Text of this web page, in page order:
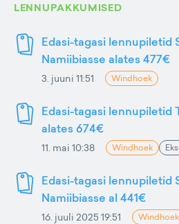
LENNUPAKKUMISED
Edasi-tagasi lennupiletid
Namiibiasse alates 477€
3. juuni 11:51 Windhoek
Edasi-tagasi lennupiletid
alates 674€
11. mai 10:38 Windhoek
Edasi-tagasi lennupiletid
Namiibiasse al 441€
16. juuli 2025 19:51 Windhoek